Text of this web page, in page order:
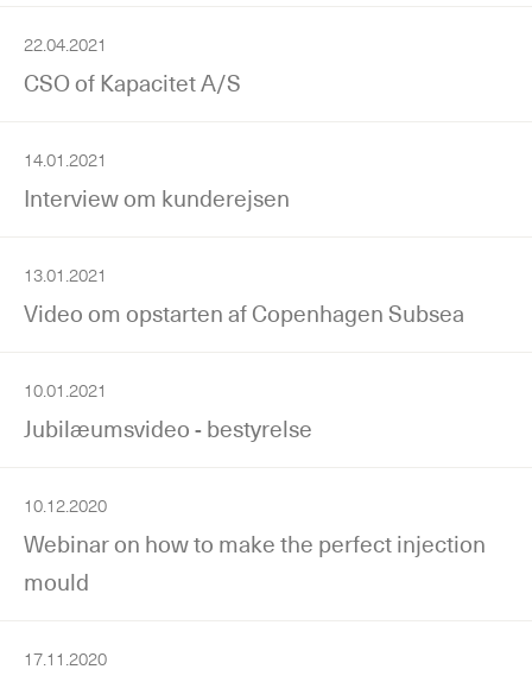
22.04.2021
CSO of Kapacitet A/S
14.01.2021
Interview om kunderejsen
13.01.2021
Video om opstarten af Copenhagen Subsea
10.01.2021
Jubilæumsvideo - bestyrelse
10.12.2020
Webinar on how to make the perfect injection
mould
17.11.2020